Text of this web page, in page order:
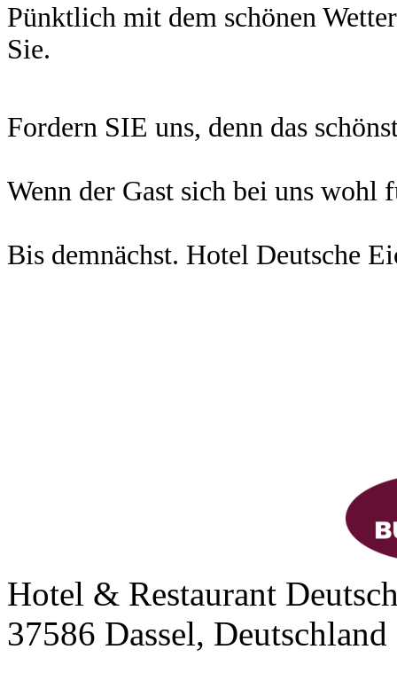
Pünktlich mit dem schönen
Sie.
Fordern SIE uns, denn das
Wenn der Gast sich bei uns
Bis demnächst. Hotel Deutsche
Hotel & Restaurant
37586 Dassel, Deutschland